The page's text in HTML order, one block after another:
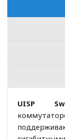
UISP